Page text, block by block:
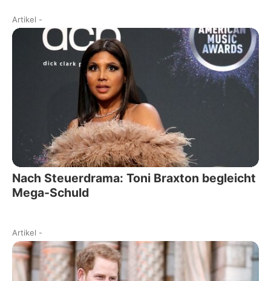
Artikel -
Nach Steuerdrama: Toni Braxton begleicht
Mega-Schuld
Artikel -